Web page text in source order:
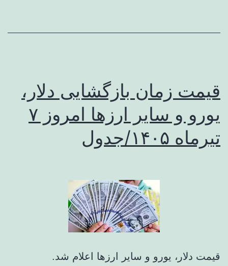
قیمت زمان بازگشایی دلار،
یورو و سایر ارزها امروز ۷
تیرماه ۱۴۰۵/جدول
قیمت دلار، یورو و سایر ارزها اعلام شد.